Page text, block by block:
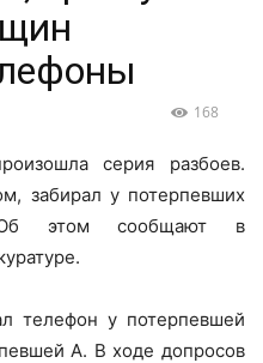
168
серия разбоев.
забирал у потерпевших
Об этом сообщают в
телефон у потерпевшей
А. В ходе допросов